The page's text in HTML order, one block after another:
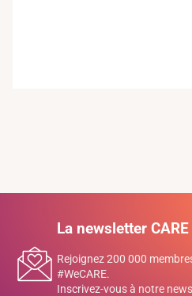
La newsletter
Rejoignez 200 000
#WeCARE.
Inscrivez-vous à notre